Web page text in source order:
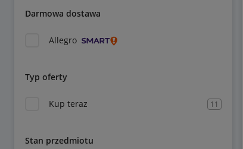
Darmowa dostawa
Allegro
Typ oferty
Kup teraz 11
Stan przedmiotu